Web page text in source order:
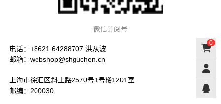
微信订阅号
电话：+8621 64288707 洪从波
邮箱：webshop@shguchen.cn
上海市徐汇区斜土路2570号1号楼1201室
邮编：200030
0